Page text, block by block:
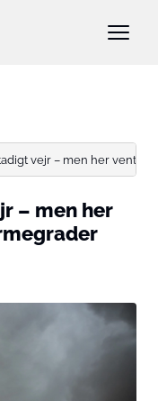
vejr – men her venter
– men her